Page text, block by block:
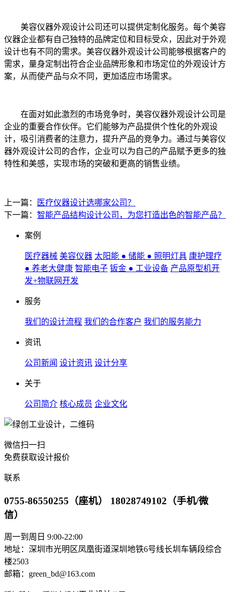
美容仪器外观设计公司还可以提供定制化服务。每个美容
仪器企业都有自己独特的品牌定位和目标受众，因此对于外观
设计也有不同的需求。美容仪器外观设计公司能够根据客户的
需求，量身定制出符合企业品牌形象和市场定位的外观设计方
案，从而使产品与众不同，更加适应市场需求。
在面对如此激烈的市场竞争时，美容仪器外观设计公司是
企业的重要合作伙伴。它们能够为产品提供个性化的外观设
计，吸引消费者的注意力，提升产品的竞争力。通过与美容仪
器外观设计公司的合作，企业可以为自己的产品赋予更多的独
特性和美感，实现市场的突破和更高的销售业绩。
上一篇：
医疗仪器设计选哪家公司？
下一篇： 智能产品结构设计公司，为您打造出色的智能产品？
案例
医疗器械 美容仪器 太阳能 ● 储能 ● 照明灯具 康护理疗
● 养老大健康 智能电子 钣金 ● 工业设备 产品原型机开
发+物联网开发
服务
我们的设计流程 我们的合作客户 我们的服务能力
资讯
公司新闻 设计资讯 设计分享
关于
公司简介 核心成员 企业文化
微信扫一扫
免费获取设计报价
联系
0755-86550255（座机） 18028749102（手机/微
信）
周一到周日 9:00-22:00
地址：深圳市光明区凤凰街道深圳地铁6号线长圳车辆段综合
楼2503
邮箱：green_bd@163.com